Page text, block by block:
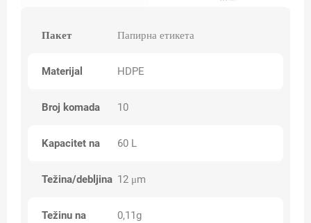
Пакет Папирна етикета
Materijal HDPE
Broj komada 10
Kapacitet na 60 L
Težina/debljina 12 μm
Težinu na 0,11g